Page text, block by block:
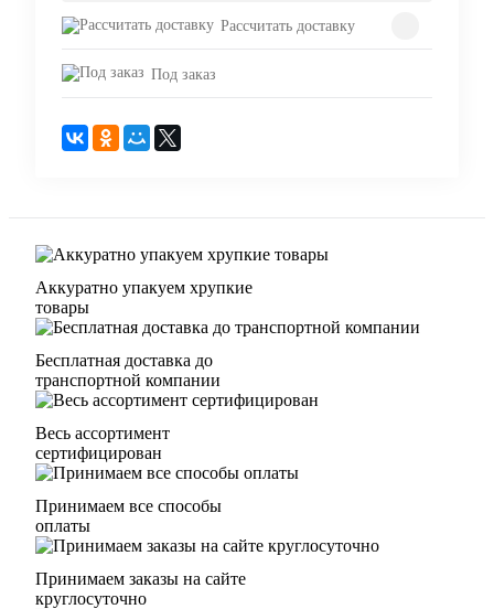
Рассчитать доставку
Под заказ
Аккуратно упакуем хрупкие
товары
Бесплатная доставка до
транспортной компании
Весь ассортимент
сертифицирован
Принимаем все способы
оплаты
Принимаем заказы на сайте
круглосуточно